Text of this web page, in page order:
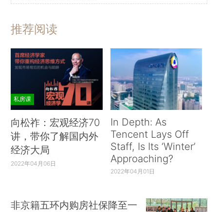
推荐阅读
私房课
向松祚：宏观经济70
讲，带你了解国内外
经济大局
2022年04月06日
In Depth: As
Tencent Lays Off
Staff, Is Its ‘Winter’
Approaching?
2022年04月01日
非京籍五环内购房社保降至一